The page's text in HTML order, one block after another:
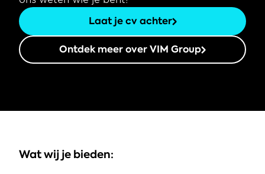
Laat je cv achter
Ontdek meer over VIM Group
Wat wij je bieden: